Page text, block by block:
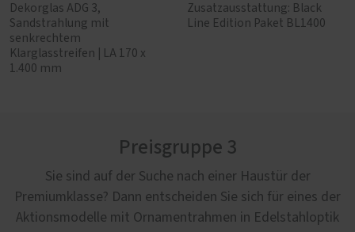
Dekorglas ADG 3,
Sandstrahlung mit
senkrechtem
Klarglasstreifen | LA 170 x
1.400 mm
Zusatzausstattung: Black
Line Edition Paket BL1400
Preisgruppe 3
Sie sind auf der Suche nach einer Haustür der
Premiumklasse? Dann entscheiden Sie sich für eines der
Aktionsmodelle mit Ornamentrahmen in Edelstahloptik